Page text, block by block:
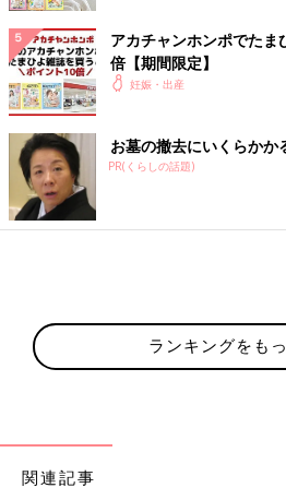
ます。
塩分摂取量の目安は、1日7g未満。
塩分に敏感になって生活してみましょ
しょうゆをやめてポン酢にする
しょうゆをポン酢に切り替えるだけで
しょうゆやポン酢を、だし汁で割って
ただし、市販のだしには塩分が入って
をよくチェックして。
塩分は、実はチョコレートやカロリ
ているんです。
アカチャンホンポでた
倍【期間限定】
妊娠・出産
お墓の撤去にいくらかか
PR(くらしの話題)
ランキングをも
関連記事